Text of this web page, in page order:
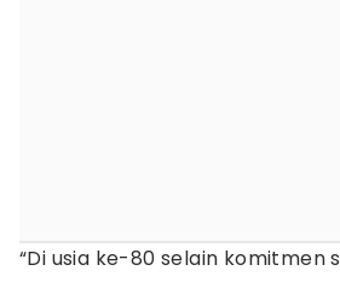
“Di usia ke-80 selain komitmen